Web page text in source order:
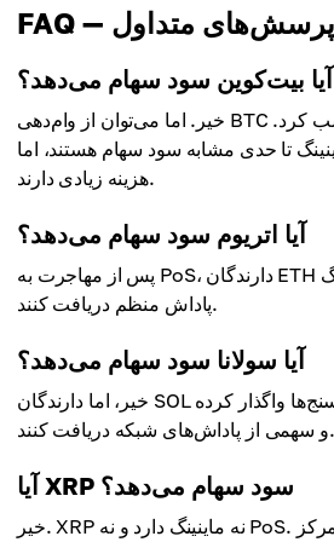
FAQ — پرسش‌های متداول
آیا بیت‌کوین سود سهام می‌دهد؟
خیر. اما می‌توان از وام‌دهی BTC یا ارائه نقدینگی درآمد کسب کرد.
تا حدی مشابه سود سهام هستند، اما
هزینه زیادی دارند.
آیا اتریوم سود سهام می‌دهد؟
پس از مهاجرت به PoS، دارندگان ETH می‌توانند با استیکینگ
پاداش منظم دریافت کنند.
آیا سولانا سود سهام می‌دهد؟
خیر، اما دارندگان SOL می‌توانند آن را به اعتبارسنج‌ها واگذار کرده
و سهمی از پاداش‌های شبکه دریافت کنند.
آیا XRP سود سهام می‌دهد؟
خیر. XRP نه ماینینگ دارد و نه PoS. اما برخی پلتفرم‌های متمرکز